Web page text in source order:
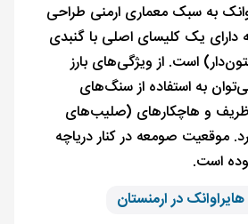
به سبک معماری ارمنی طراحی
یک کلیسای اصلی با گنبدی
است. از ویژگی‌های بارز
به استفاده از سنگ‌های
ظریف و هاچکارهای (صلیب‌های
موقعیت صومعه در کنار دریاچه
است.
در ارمنستان